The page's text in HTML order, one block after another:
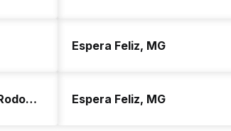
Espera Feliz, MG
Fervedouro, MG - Rodoviária Espera Feliz, MG